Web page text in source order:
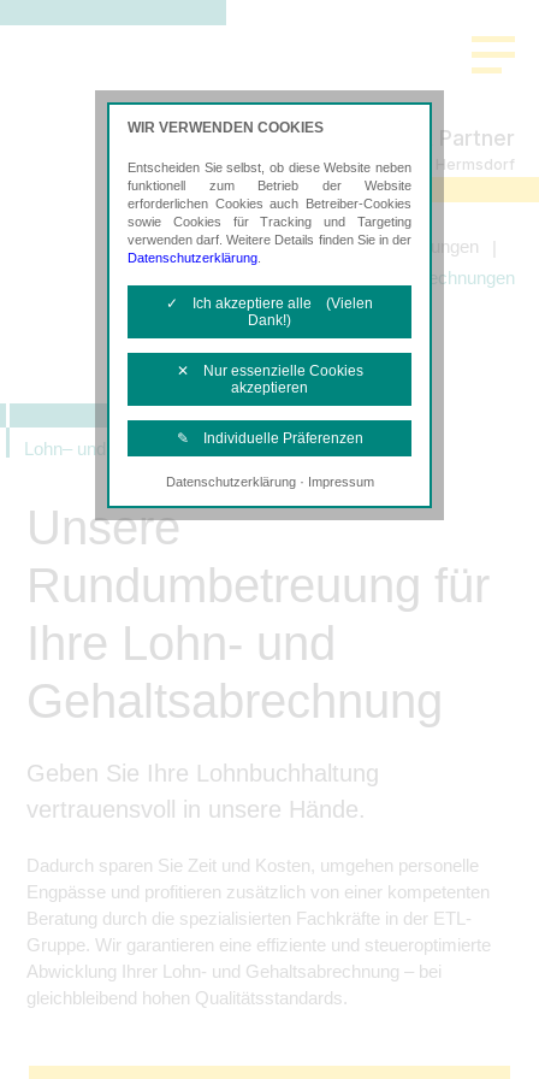
Freund & Partner
Steuerberatung in Hermsdorf
ETL
Lohn und
Gehaltsabrechnungen
Startseite
Leistungen
Lohn- und Gehaltsabrechnungen
Lohn– und Gehaltsabrechnung
Unsere
Rundumbetreuung für
Ihre Lohn- und
Gehaltsabrechnung
Geben Sie Ihre Lohnbuchhaltung
vertrauensvoll in unsere Hände.
Dadurch sparen Sie Zeit und Kosten, umgehen personelle
Engpässe und profitieren zusätzlich von einer kompetenten
Beratung durch die spezialisierten Fachkräfte in der ETL-
Gruppe. Wir garantieren eine effiziente und steueroptimierte
Abwicklung Ihrer Lohn- und Gehaltsabrechnung – bei
gleichbleibend hohen Qualitätsstandards.
WIR VERWENDEN COOKIES
Entscheiden Sie selbst, ob diese Website neben
funktionell zum Betrieb der Website
erforderlichen Cookies auch Betreiber-Cookies
sowie Cookies für Tracking und Targeting
verwenden darf. Weitere Details finden Sie in der
Datenschutzerklärung
✓ Ich akzeptiere alle (Vielen
Dank!)
✕ Nur essenzielle Cookies
akzeptieren
✎ Individuelle Präferenzen
Notwendige Cookies
Diese Cookies sind erforderlich, um die
grundlegende Funktionalität der Website
Tracking- und Targeting-Cookies
Diese Cookies sind erforderlich, um
unsere Website auf Ihre Bedürfnisse hin
zu optimieren. Hierzu gehört eine
fortlaufende Verbesserung unseres
Angebotes einschließlich der
Verknüpfung zu Social-Media-
Betreibercookies
Diese Cookies sind erforderlich, um z.B.
eingebettete Videos abspielen zu
können.
Datenschutzerklärung· Impressum